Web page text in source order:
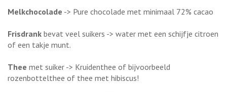
Melkchocolade -> Pure chocolade met minimaal 72% cacao
Frisdrank bevat veel suikers -> water met een schijfje citroen
of een takje munt.
Thee met suiker -> Kruidenthee of bijvoorbeeld
rozenbottelthee of thee met hibiscus!